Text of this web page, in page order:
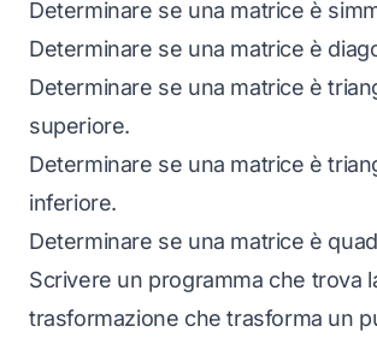
Determinare se una matrice è
Determinare se una matrice è
Determinare se una matrice è
superiore.
Determinare se una matrice è
inferiore.
Determinare se una matrice è
Scrivere un programma che trova
trasformazione che trasforma un